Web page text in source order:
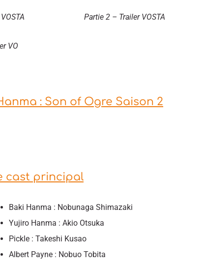
Partie 2 – Trailer VOSTA
VO
: Son of Ogre Saison 2
cast principal
Baki Hanma : Nobunaga Shimazaki
Yujiro Hanma : Akio Otsuka
Pickle : Takeshi Kusao
Albert Payne : Nobuo Tobita